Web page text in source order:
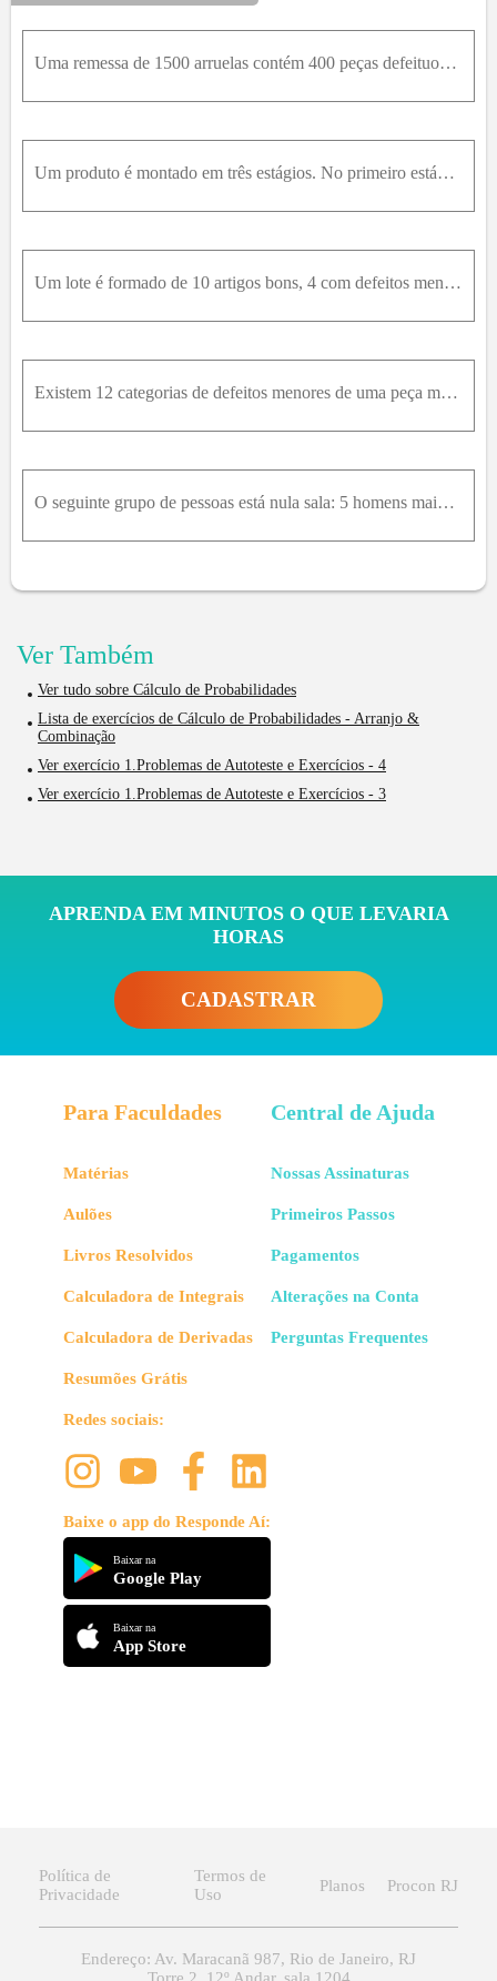
Uma remessa de 1500 arruelas contém 400 peças defeituosas e 1100 perfeitas. Duzentas arruelas são escolhidas ao acaso (sem reposição) e classificadas.a) Qual a probabilidade de que sejam encontradas e
Um produto é montado em três estágios. No primeiro estágio existem 5 linhas de montagem; no segundo estágio existem 4 linhas de montagem e, no terceiro, existem 6 linhas de montagem. De quantas maneir
Um lote é formado de 10 artigos bons, 4 com defeitos menores e 2 com defeitos graves. Um artigo é escolhido ao acaso. Ache a probabilidade de que:a) Ele não tenha defeitos;b) Ele não tenha defeitos gr
Existem 12 categorias de defeitos menores de uma peça manufaturada, e 10 tipos de defeitos graves. De quantas maneiras poderão ocorrer 1 defeito menor e 1 grave? E 2 defeitos menores e 2 graves?
O seguinte grupo de pessoas está nula sala: 5 homens maiores de 21 anos; 4 homens com menos de 21 anos de idade; 6 mulheres maiores de 21 anos, e 3 mulheres menores. Uma pessoa é escolhida ao acaso. D
Ver Também
Ver tudo sobre Cálculo de Probabilidades
Lista de exercícios de Cálculo de Probabilidades - Arranjo &
Combinação
Ver exercício 1.Problemas de Autoteste e Exercícios - 4
Ver exercício 1.Problemas de Autoteste e Exercícios - 3
APRENDA EM MINUTOS O QUE LEVARIA
HORAS
CADASTRAR
Para Faculdades
Matérias
Aulões
Livros Resolvidos
Calculadora de Integrais
Calculadora de Derivadas
Resumões Grátis
Redes sociais:
Baixe o app do Responde Aí:
Baixar na
Google Play
Baixar na
App Store
Central de Ajuda
Nossas Assinaturas
Primeiros Passos
Pagamentos
Alterações na Conta
Perguntas Frequentes
Política de
Privacidade
Termos de
Uso
Planos Procon RJ
Endereço: Av. Maracanã 987, Rio de Janeiro, RJ